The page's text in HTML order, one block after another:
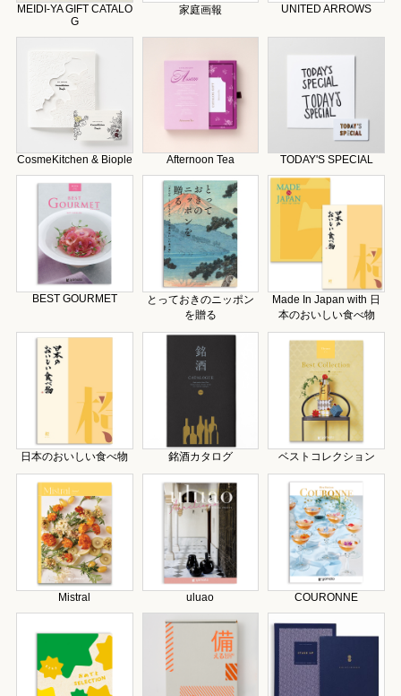
MEIDI-YA GIFT CATALO
G
家庭画報 UNITED ARROWS
CosmeKitchen & Biople Afternoon Tea TODAY'S SPECIAL
BEST GOURMET
とっておきのニッポン
を贈る
Made In Japan with 日
本のおいしい食べ物
日本のおいしい食べ物 銘酒カタログ ベストコレクション
Mistral uluao COURONNE